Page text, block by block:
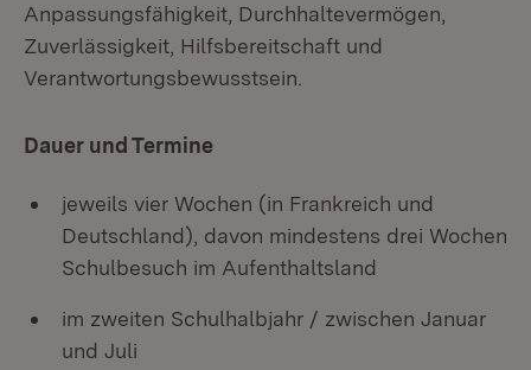
Anpassungsfähigkeit, Durchhaltevermögen,
Zuverlässigkeit, Hilfsbereitschaft und
Verantwortungsbewusstsein.
Dauer und Termine
jeweils vier Wochen (in Frankreich und
Deutschland), davon mindestens drei Wochen
Schulbesuch im Aufenthaltsland
im zweiten Schulhalbjahr / zwischen Januar
und Juli